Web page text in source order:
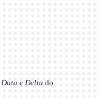
Data e Delta do